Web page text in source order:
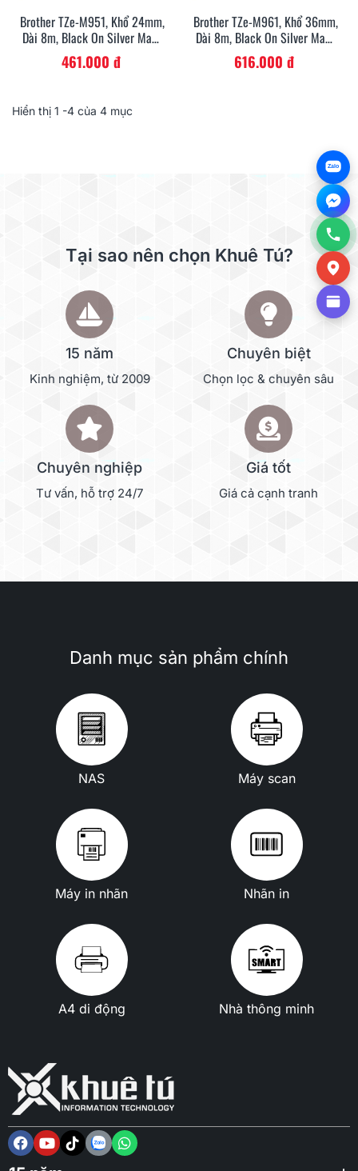
Brother TZe-M951, Khổ 24mm,
Dài 8m, Black On Silver Matt,
Nhãn Bạc, Chống Thấm Nước
461.000 đ
Brother TZe-M961, Khổ 36mm,
Dài 8m, Black On Silver Matt,
Nhãn Bạc, Chống Thấm Nước
616.000 đ
Hiển thị 1 -4 của 4 mục
Tại sao nên chọn Khuê Tú?
15 năm
Kinh nghiệm, từ 2009
Chuyên biệt
Chọn lọc & chuyên sâu
Chuyên nghiệp
Tư vấn, hỗ trợ 24/7
Giá tốt
Giá cả cạnh tranh
Danh mục sản phẩm chính
NAS Máy scan
Máy in nhãn Nhãn in
A4 di động Nhà thông minh
Zalo